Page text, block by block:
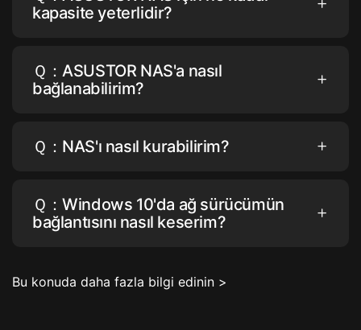
kapasite yeterlidir?
Ｑ：ASUSTOR NAS'a nasıl
bağlanabilirim?
Ｑ：NAS'ı nasıl kurabilirim?
Ｑ：Windows 10'da ağ sürücümün
bağlantısını nasıl keserim?
Bu konuda daha fazla bilgi edinin >